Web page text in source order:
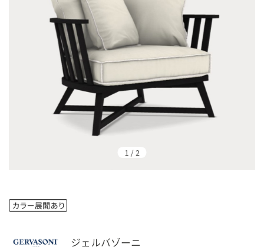
1 /2
ジェルバゾーニ